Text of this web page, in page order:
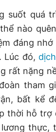
suốt quá
nào
đáng
Lúc đó,
rất nặng
tham
bất kể
thời hỗ trợ
thực,